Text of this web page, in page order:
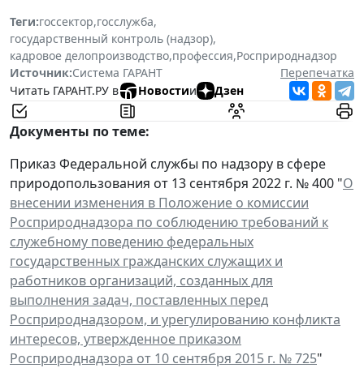
Теги:госсектор,госслужба,
государственный контроль (надзор),
кадровое делопроизводство,профессия,Росприроднадзор
Источник:Система ГАРАНТ
Перепечатка
Читать ГАРАНТ.РУ в
Новостии Дзен
Документы по теме:
Приказ Федеральной службы по надзору в сфере
природопользования от 13 сентября 2022 г. № 400 "О
внесении изменения в Положение о комиссии
Росприроднадзора по соблюдению требований к
служебному поведению федеральных
государственных гражданских служащих и
работников организаций, созданных для
выполнения задач, поставленных перед
Росприроднадзором, и урегулированию конфликта
интересов, утвержденное приказом
Росприроднадзора от 10 сентября 2015 г. № 725"